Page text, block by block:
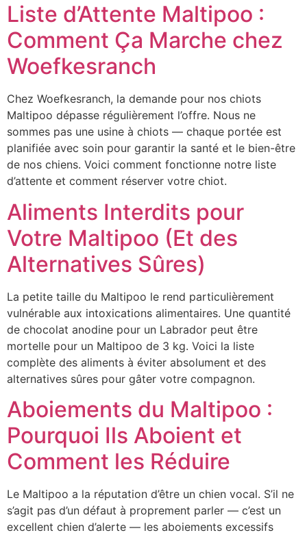
Liste d’Attente Maltipoo :
Comment Ça Marche chez
Woefkesranch
Chez Woefkesranch, la demande pour nos chiots
Maltipoo dépasse régulièrement l’offre. Nous ne
sommes pas une usine à chiots — chaque portée est
planifiée avec soin pour garantir la santé et le bien-être
de nos chiens. Voici comment fonctionne notre liste
d’attente et comment réserver votre chiot.
Aliments Interdits pour
Votre Maltipoo (Et des
Alternatives Sûres)
La petite taille du Maltipoo le rend particulièrement
vulnérable aux intoxications alimentaires. Une quantité
de chocolat anodine pour un Labrador peut être
mortelle pour un Maltipoo de 3 kg. Voici la liste
complète des aliments à éviter absolument et des
alternatives sûres pour gâter votre compagnon.
Aboiements du Maltipoo :
Pourquoi Ils Aboient et
Comment les Réduire
Le Maltipoo a la réputation d’être un chien vocal. S’il ne
s’agit pas d’un défaut à proprement parler — c’est un
excellent chien d’alerte — les aboiements excessifs